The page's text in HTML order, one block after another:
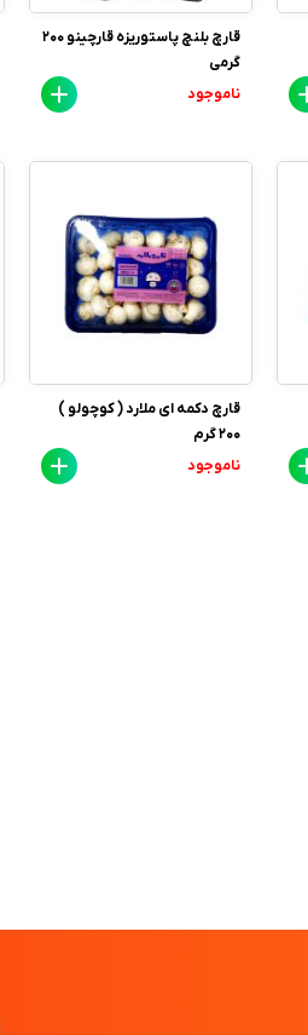
قارچ بلنچ پاستوریزه قارچینو 200
گرمی
ناموجود
قارچ دکمه ای ملارد ( کوچولو )
200 گرم
ناموجود